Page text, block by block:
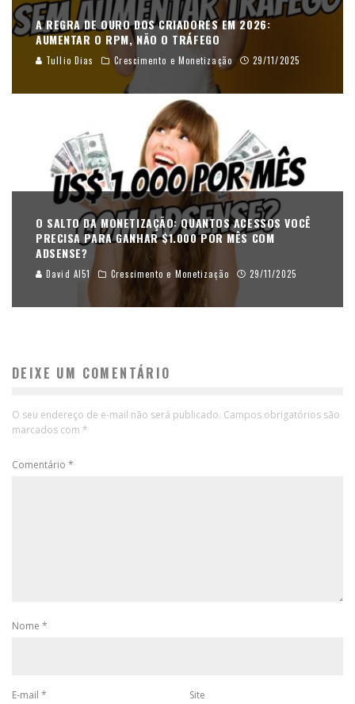
A REGRA DE OURO DOS CRIADORES EM 2026:
AUMENTAR O RPM, NÃO O TRÁFEGO
Tullio Dias Crescimento e Monetização 29/11/2025
O SALTO DA MONETIZAÇÃO: QUANTOS ACESSOS VOCÊ
PRECISA PARA GANHAR $1.000 POR MÊS COM
ADSENSE?
David AI51 Crescimento e Monetização 29/11/2025
DEIXE UM COMENTÁRIO
O seu endereço de e-mail não será publicado. Campos obrigatórios são
marcados com *
Comentário *
Nome *
E-mail * Site